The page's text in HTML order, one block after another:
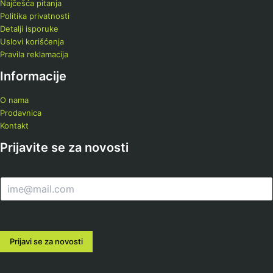
Najčešća pitanja
Politika privatnosti
Detalji isporuke
Uslovi korišćenja
Pravila reklamacija
Informacije
O nama
Prodavnica
Kontakt
Prijavite se za novosti
m
l
Prijavi se za novosti